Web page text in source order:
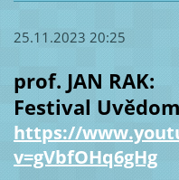
25.11.2023 20:25
prof. JAN RAK:
Festival
https://
v=gVbfOHq6gHg